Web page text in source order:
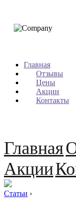
Главная
Отзывы
Цены
Акции
Контакты
Главная
Акции
Статьи ›